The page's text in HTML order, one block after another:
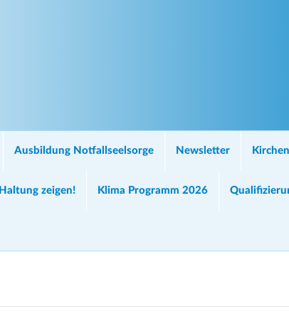
Ausbildung Notfallseelsorge Newsletter
Haltung zeigen! Klima Programm 2026